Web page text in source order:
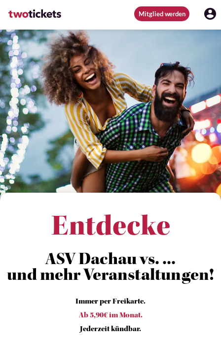
Mitglied werden
Entdecke
ASV Dachau vs. ...
und mehr Veranstaltungen!
Immer per Freikarte.
Ab 5,90€ im Monat.
Jederzeit kündbar.